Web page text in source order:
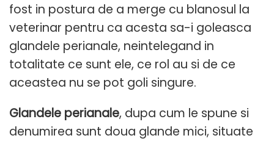
fost in postura de a merge cu blanosul la
veterinar pentru ca acesta sa-i goleasca
glandele perianale, neintelegand in
totalitate ce sunt ele, ce rol au si de ce
aceastea nu se pot goli singure.
Glandele perianale, dupa cum le spune si
denumirea sunt doua glande mici, situate